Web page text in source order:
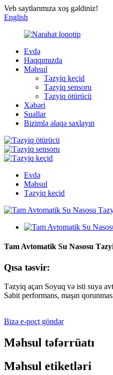
Veb saytlarımıza xoş gəldiniz!
English
Evdə
Haqqımızda
Məhsul
Təzyiq keçid
Təzyiq sensoru
Təzyiq ötürücü
Xəbəri
Suallar
Bizimlə əlaqə saxlayın
Evdə
Məhsul
Təzyiq keçid
Tam Avtomatik Su Nasosu
Qısa təsvir:
Təzyiq açarı Soyuq və isti suya
Sabit performans, maşın
Bizə e-poçt göndər
Məhsul təfərrüatı
Məhsul etiketləri